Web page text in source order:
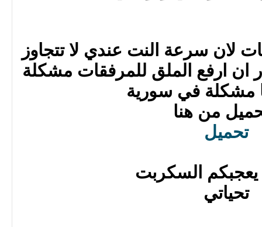
لان سرعة النت عندي لا تتجاوز
ان ارفع الملق للمرفقات مشكلة
مشكلة في سورية
من هنا
تحميل
يعجبكم السكربت
تحياتي